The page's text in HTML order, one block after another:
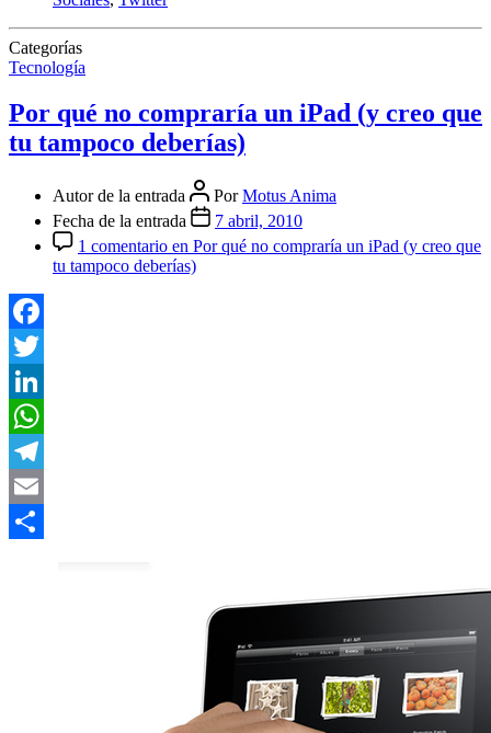
Categorías
Tecnología
Por qué no compraría un iPad (y creo que
tu tampoco deberías)
Autor de la entrada PorMotus Anima
Fecha de la entrada
7 abril, 2010
1 comentario en Por qué no compraría un iPad (y creo que
tu tampoco deberías)
Facebook
Twitter
LinkedIn
WhatsApp
Telegram
Email